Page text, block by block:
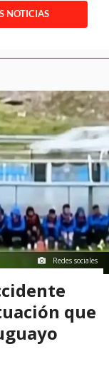
NOTICIAS
Redes sociales
que